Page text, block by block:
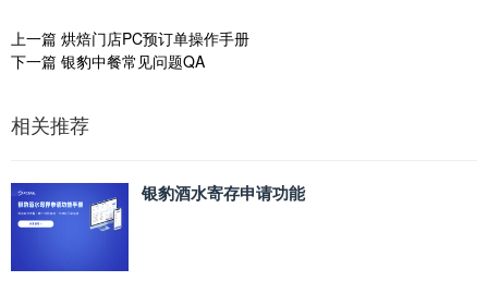
上一篇 烘焙门店PC预订单操作手册
下一篇 银豹中餐常见问题QA
相关推荐
银豹酒水寄存申请功能